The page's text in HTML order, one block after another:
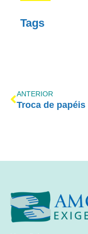
Tags
ANTERIOR
Troca de papéis